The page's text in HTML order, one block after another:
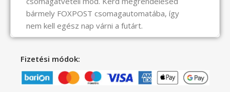
bármely FOXPOST csomagautomatába, így
nem kell egész nap várni a futárt.
Fizetési módok: